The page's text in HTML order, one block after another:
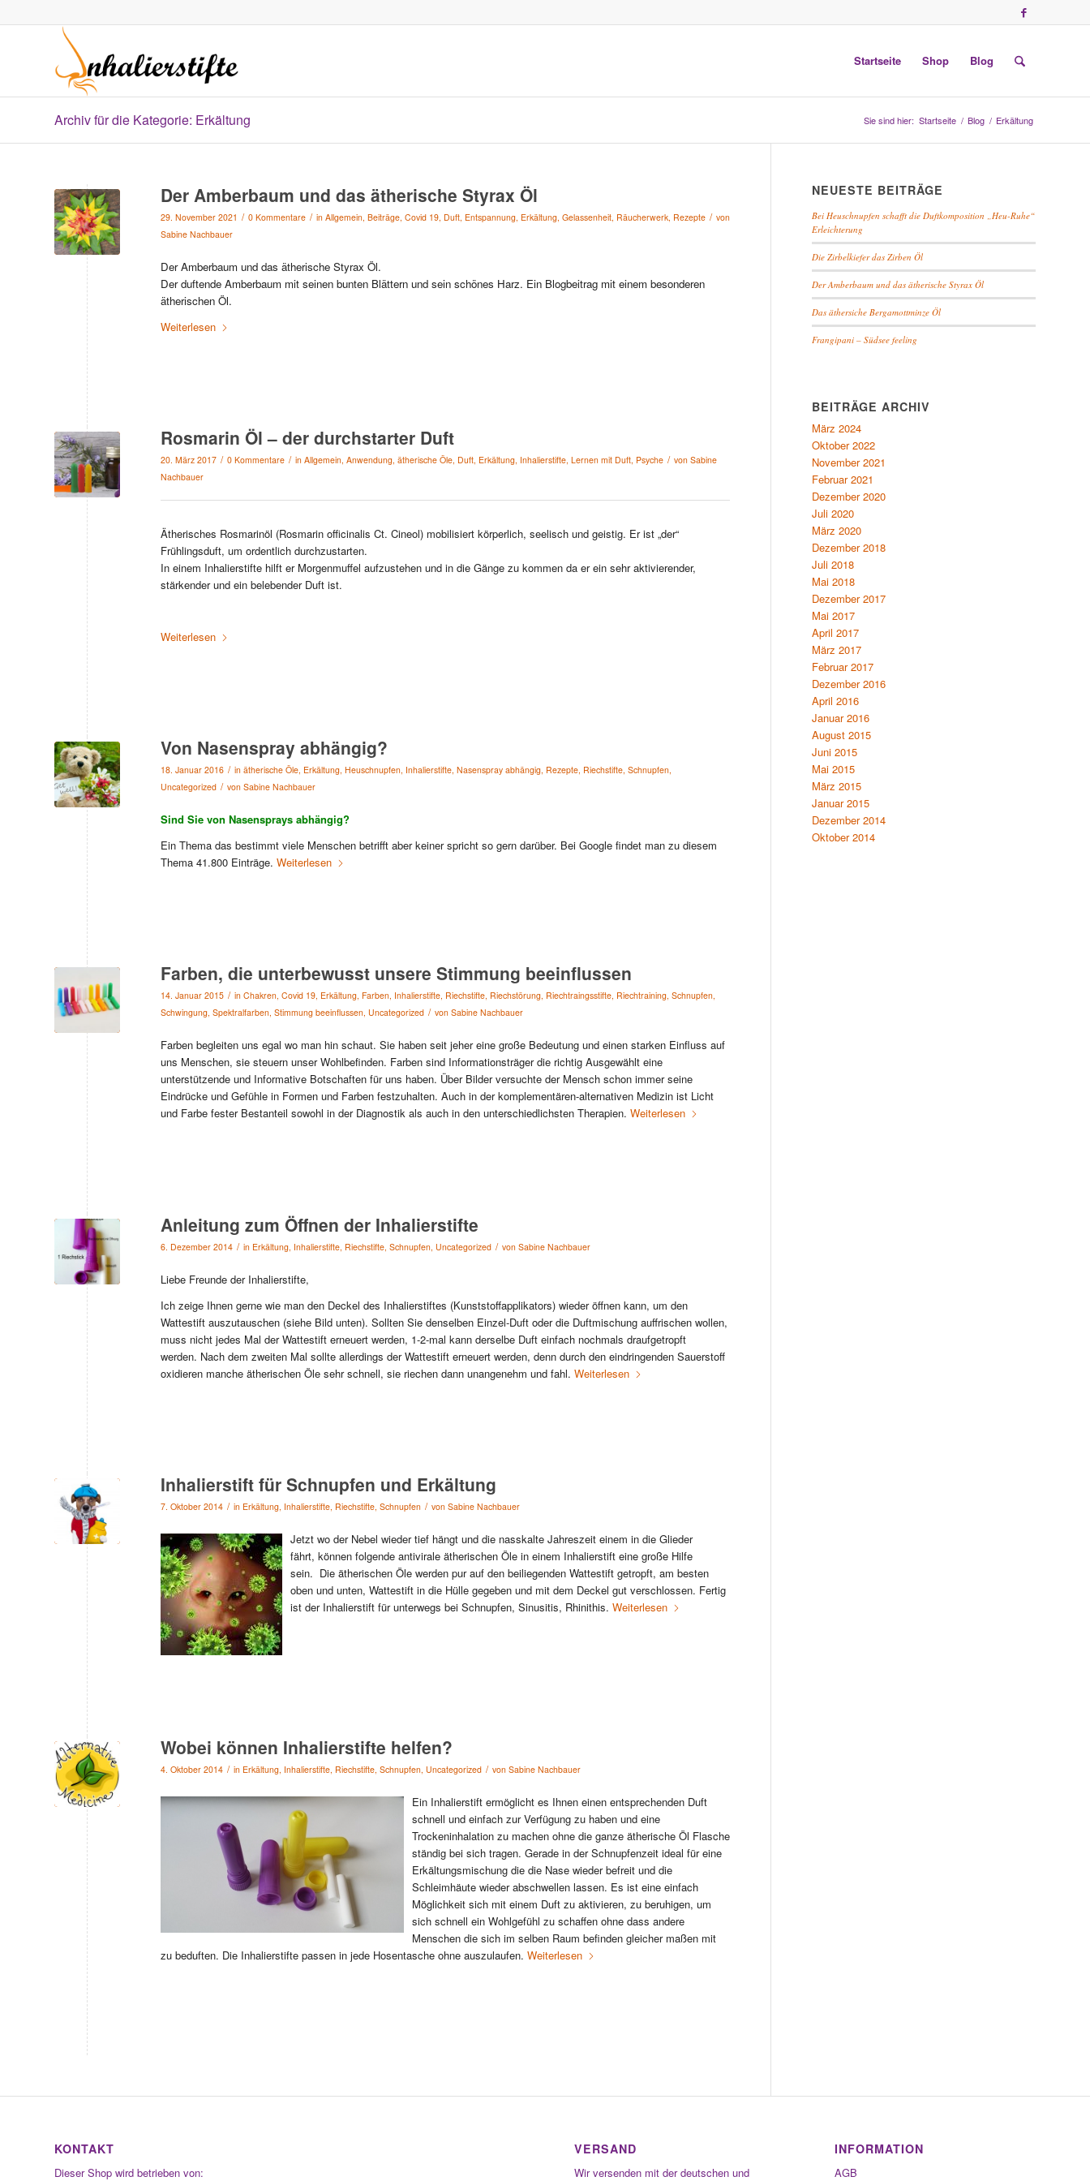
Startseite Shop Blog
Archiv für die Kategorie: Erkältung Sie sind hier: Startseite / Blog / Erkältung
Der Amberbaum und das ätherische Styrax Öl
29. November 2021 / 0 Kommentare / in Allgemein, Beiträge, Covid 19, Duft, Entspannung, Erkältung, Gelassenheit, Räucherwerk, Rezepte / von
Sabine Nachbauer
Der Amberbaum und das ätherische Styrax Öl.
Der duftende Amberbaum mit seinen bunten Blättern und sein schönes Harz. Ein Blogbeitrag mit einem besonderen
ätherischen Öl.
Weiterlesen
Rosmarin Öl – der durchstarter Duft
20. März 2017 / 0 Kommentare / in Allgemein, Anwendung, ätherische Öle, Duft, Erkältung, Inhalierstifte, Lernen mit Duft, Psyche / von Sabine
Nachbauer
Ätherisches Rosmarinöl (Rosmarin officinalis Ct. Cineol) mobilisiert körperlich, seelisch und geistig. Er ist „der“
Frühlingsduft, um ordentlich durchzustarten.
In einem Inhalierstifte hilft er Morgenmuffel aufzustehen und in die Gänge zu kommen da er ein sehr aktivierender,
stärkender und ein belebender Duft ist.
Weiterlesen
Von Nasenspray abhängig?
18. Januar 2016 / in ätherische Öle, Erkältung, Heuschnupfen, Inhalierstifte, Nasenspray abhängig, Rezepte, Riechstifte, Schnupfen,
Uncategorized / von Sabine Nachbauer
Sind Sie von Nasensprays abhängig?
Ein Thema das bestimmt viele Menschen betrifft aber keiner spricht so gern darüber. Bei Google findet man zu diesem
Thema 41.800 Einträge. Weiterlesen
Farben, die unterbewusst unsere Stimmung beeinflussen
14. Januar 2015 / in Chakren, Covid 19, Erkältung, Farben, Inhalierstifte, Riechstifte, Riechstörung, Riechtraingsstifte, Riechtraining, Schnupfen,
Schwingung, Spektralfarben, Stimmung beeinflussen, Uncategorized / von Sabine Nachbauer
Farben begleiten uns egal wo man hin schaut. Sie haben seit jeher eine große Bedeutung und einen starken Einfluss auf
uns Menschen, sie steuern unser Wohlbefinden. Farben sind Informationsträger die richtig Ausgewählt eine
unterstützende und Informative Botschaften für uns haben. Über Bilder versuchte der Mensch schon immer seine
Eindrücke und Gefühle in Formen und Farben festzuhalten. Auch in der komplementären-alternativen Medizin ist Licht
und Farbe fester Bestanteil sowohl in der Diagnostik als auch in den unterschiedlichsten Therapien. Weiterlesen
Anleitung zum Öffnen der Inhalierstifte
6. Dezember 2014 / in Erkältung Inhalierstifte Riechstifte Schnupfen Uncategorized / von Sabine Nachbauer
Liebe Freunde der Inhalierstifte,
Ich zeige Ihnen gerne wie man den Deckel des Inhalierstiftes (Kunststoffapplikators) wieder öffnen kann, um den
Wattestift auszutauschen (siehe Bild unten). Sollten Sie denselben Einzel-Duft oder die Duftmischung auffrischen wollen,
muss nicht jedes Mal der Wattestift erneuert werden, 1-2-mal kann derselbe Duft einfach nochmals draufgetropft
werden. Nach dem zweiten Mal sollte allerdings der Wattestift erneuert werden, denn durch den eindringenden Sauerstoff
oxidieren manche ätherischen Öle sehr schnell, sie riechen dann unangenehm und fahl. Weiterlesen
Inhalierstift für Schnupfen und Erkältung
7. Oktober 2014 / in Erkältung Inhalierstifte Riechstifte Schnupfen / von Sabine Nachbauer
Jetzt wo der Nebel wieder tief hängt und die nasskalte Jahreszeit einem in die Glieder
fährt, können folgende antivirale ätherischen Öle in einem Inhalierstift eine große Hilfe
sein. Die ätherischen Öle werden pur auf den beiliegenden Wattestift getropft, am besten
oben und unten, Wattestift in die Hülle gegeben und mit dem Deckel gut verschlossen. Fertig
ist der Inhalierstift für unterwegs bei Schnupfen, Sinusitis, Rhinithis. Weiterlesen
Wobei können Inhalierstifte helfen?
4. Oktober 2014 / in Erkältung Inhalierstifte Riechstifte Schnupfen Uncategorized / von Sabine Nachbauer
Ein Inhalierstift ermöglicht es Ihnen einen entsprechenden Duft
schnell und einfach zur Verfügung zu haben und eine
Trockeninhalation zu machen ohne die ganze ätherische Öl Flasche
ständig bei sich tragen. Gerade in der Schnupfenzeit ideal für eine
Erkältungsmischung die die Nase wieder befreit und die
Schleimhäute wieder abschwellen lassen. Es ist eine einfach
Möglichkeit sich mit einem Duft zu aktivieren, zu beruhigen, um
sich schnell ein Wohlgefühl zu schaffen ohne dass andere
Menschen die sich im selben Raum befinden gleicher maßen mit
zu beduften. Die Inhalierstifte passen in jede Hosentasche ohne auszulaufen. Weiterlesen
NEUESTE BEITRÄGE
Bei Heuschnupfen schafft die Duftkomposition „Heu-Ruhe“
Erleichterung
Die Zirbelkiefer das Zirben Öl
Der Amberbaum und das ätherische Styrax Öl
Das äthersiche Bergamottminze Öl
Frangipani – Südsee feeling
BEITRÄGE ARCHIV
März 2024
Oktober 2022
November 2021
Februar 2021
Dezember 2020
Juli 2020
März 2020
Dezember 2018
Juli 2018
Mai 2018
Dezember 2017
Mai 2017
April 2017
März 2017
Februar 2017
Dezember 2016
April 2016
Januar 2016
August 2015
Juni 2015
Mai 2015
März 2015
Januar 2015
Dezember 2014
Oktober 2014
KONTAKT
Dieser Shop wird betrieben von:
VERSAND
Wir versenden mit der deutschen und
INFORMATION
AGB